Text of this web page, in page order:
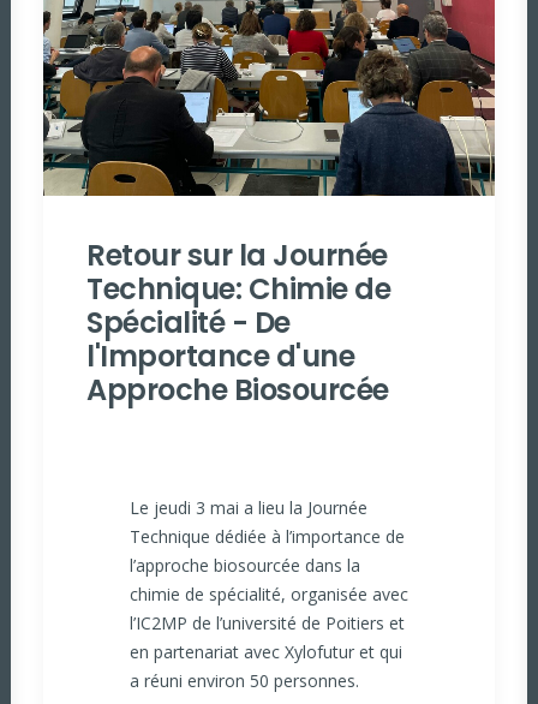
Retour sur la Journée
Technique: Chimie de
Spécialité - De
l'Importance d'une
Approche Biosourcée
Le jeudi 3 mai a lieu la Journée
Technique dédiée à l’importance de
l’approche biosourcée dans la
chimie de spécialité, organisée avec
l’IC2MP de l’université de Poitiers et
en partenariat avec Xylofutur et qui
a réuni environ 50 personnes.